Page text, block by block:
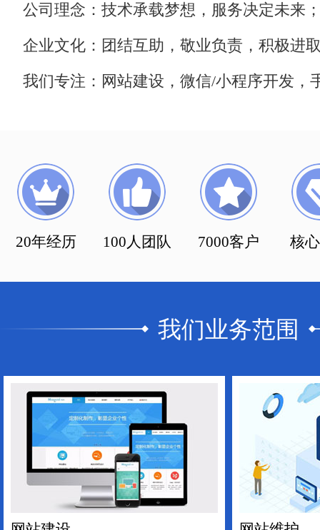
公司理念：技术承载梦想，服务决定未来
企业文化：团结互助，敬业负责，积极进
我们专注：网站建设，微信/小程序开发，
20年经历 100人团队 7000客户 核
我们业务范围